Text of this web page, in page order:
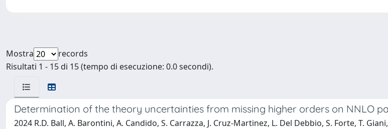
Mostra
records
Risultati 1 - 15 di 15 (tempo di esecuzione: 0.0 secondi).
Determination of the theory uncertainties from missing higher orders on NNLO
2024 R.D. Ball, A. Barontini, A. Candido, S. Carrazza, J. Cruz-Martinez, L. Del Debbio, S. Forte, T.